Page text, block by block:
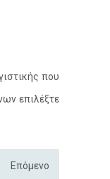
που
επιλέξτε
Επόμενο